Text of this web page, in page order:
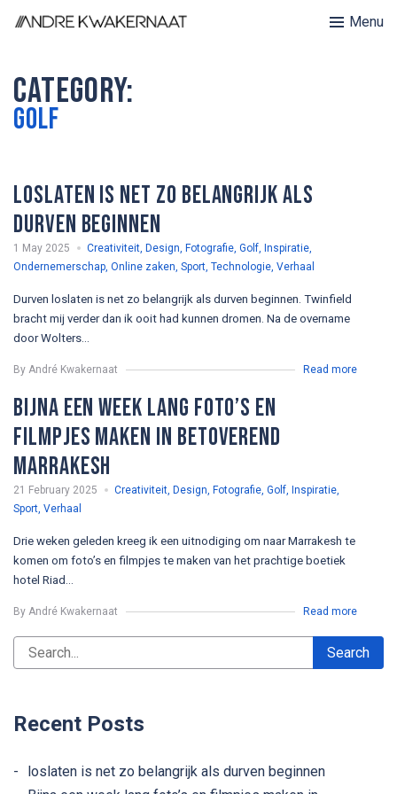
Menu
Category:
Golf
loslaten is net zo belangrijk als
durven beginnen
1 May 2025 Creativiteit, Design, Fotografie, Golf, Inspiratie,
Ondernemerschap, Online zaken, Sport, Technologie, Verhaal
Durven loslaten is net zo belangrijk als durven beginnen. Twinfield
bracht mij verder dan ik ooit had kunnen dromen. Na de overname
door Wolters...
By André Kwakernaat Read more
Bijna een week lang foto’s en
filmpjes maken in betoverend
Marrakesh
21 February 2025 Creativiteit, Design, Fotografie, Golf, Inspiratie,
Sport, Verhaal
Drie weken geleden kreeg ik een uitnodiging om naar Marrakesh te
komen om foto’s en filmpjes te maken van het prachtige boetiek
hotel Riad...
By André Kwakernaat Read more
Recent Posts
loslaten is net zo belangrijk als durven beginnen